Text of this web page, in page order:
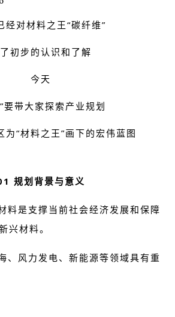
经对材料之王“碳纤维”
初步的认识和了解
今天
要带大家探索产业规划
为“材料之王”画下的宏伟蓝图
规划背景与意义
料是支撑当前社会经济发展和保障
兴材料。
、风力发电、新能源等领域具有重